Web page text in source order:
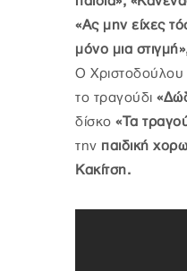
«Ας μην είχες
μόνο μια
Ο Χριστοδούλου
το τραγούδι
δίσκο «Τα
την παιδική
Κακίτση.